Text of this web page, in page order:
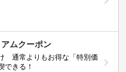
ムクーポン
通常よりもお得な「特別価
できる！